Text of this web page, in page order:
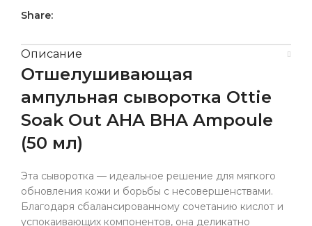
Share:
Описание
Отшелушивающая
ампульная сыворотка Ottie
Soak Out AHA BHA Ampoule
(50 мл)
Эта сыворотка — идеальное решение для мягкого
обновления кожи и борьбы с несовершенствами.
Благодаря сбалансированному сочетанию кислот и
успокаивающих компонентов, она деликатно